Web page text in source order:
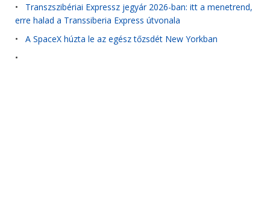
• Transzszibériai Expressz jegyár 2026-ban: itt a menetrend,
erre halad a Transsiberia Express útvonala
• A SpaceX húzta le az egész tőzsdét New Yorkban
•